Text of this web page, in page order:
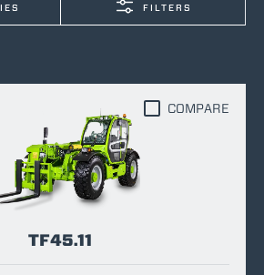
FILTERS
TF45.11
COMPARE